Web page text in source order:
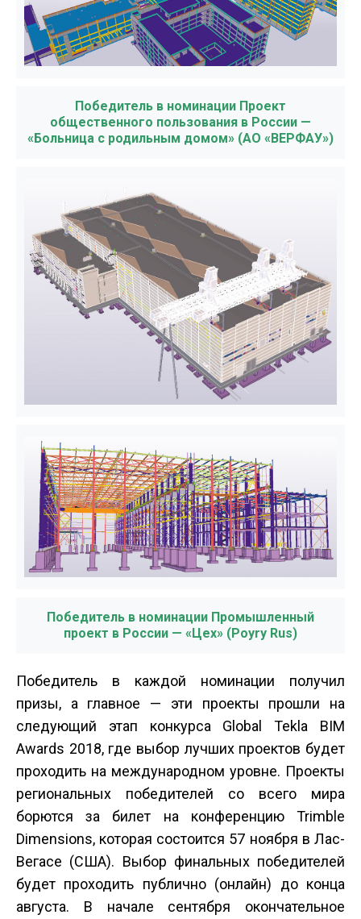
Победитель в номинации Проект
общественного пользования в России —
«Больница с родильным домом» (АО «ВЕРФАУ»)
Победитель в номинации Промышленный
проект в России — «Цех» (Poyry Rus)
Победитель в каждой номинации получил
призы, а главное — эти проекты прошли на
следующий этап конкурса Global Tekla BIM
Awards 2018, где выбор лучших проектов будет
проходить на международном уровне. Проекты
региональных победителей со всего мира
борются за билет на конференцию Trimble
Dimensions, которая состоится 5­7 ноября в Лас­
Вегасе (США). Выбор финальных победителей
будет проходить публично (онлайн) до конца
августа. В начале сентября окончательное